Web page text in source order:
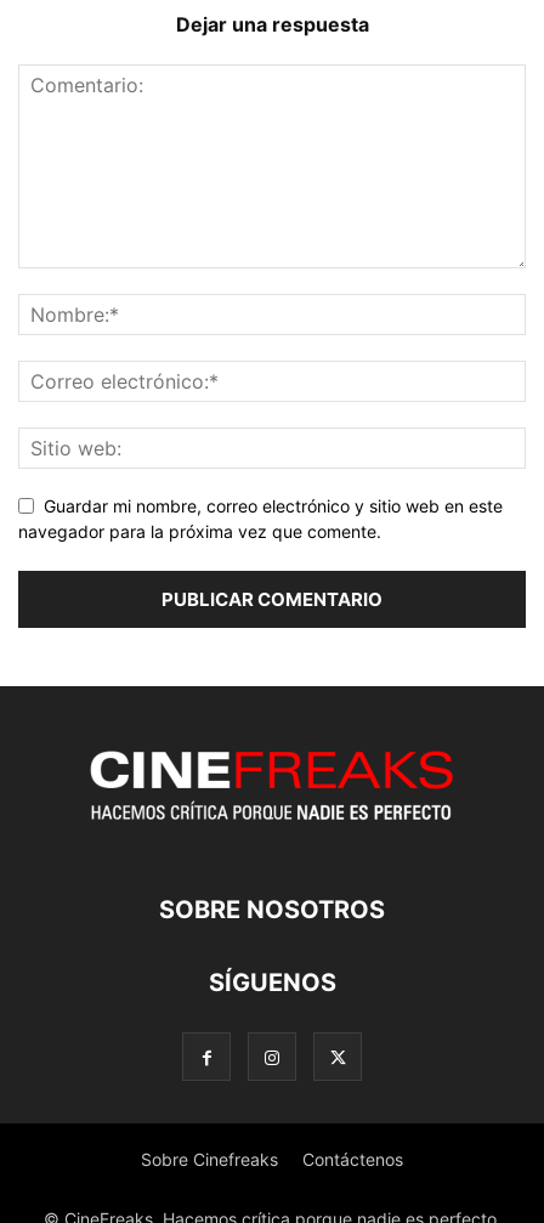
Dejar una respuesta
Guardar mi nombre, correo electrónico y sitio web en este
navegador para la próxima vez que comente.
SOBRE NOSOTROS
SÍGUENOS
Sobre Cinefreaks Contáctenos